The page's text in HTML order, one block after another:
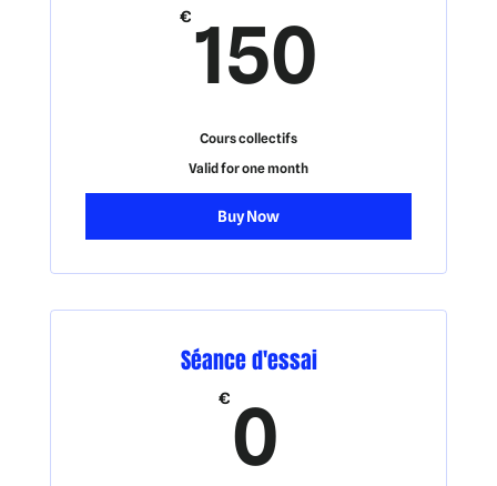
€ 150
Cours collectifs
Valid for one month
Buy Now
Séance d'essai
€ 0